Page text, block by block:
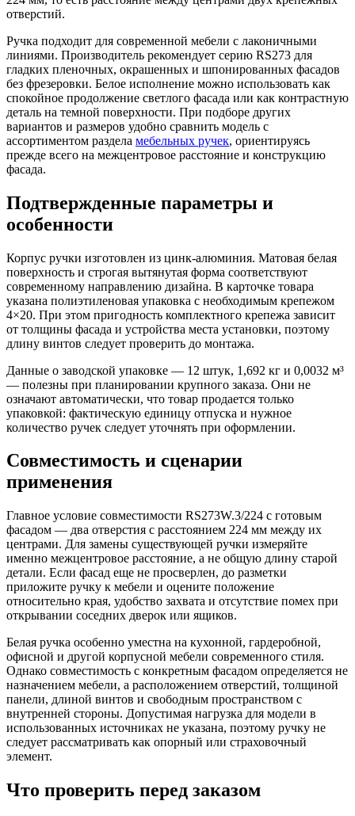
отверстий.
Ручка подходит для современной мебели с лаконичными
линиями. Производитель рекомендует серию RS273 для
гладких пленочных, окрашенных и шпонированных фасадов
без фрезеровки. Белое исполнение можно использовать как
спокойное продолжение светлого фасада или как контрастную
деталь на темной поверхности. При подборе других
вариантов и размеров удобно сравнить модель с
ассортиментом раздела мебельных ручек, ориентируясь
прежде всего на межцентровое расстояние и конструкцию
фасада.
Подтвержденные параметры и
особенности
Корпус ручки изготовлен из цинк-алюминия. Матовая белая
поверхность и строгая вытянутая форма соответствуют
современному направлению дизайна. В карточке товара
указана полиэтиленовая упаковка с необходимым крепежом
4×20. При этом пригодность комплектного крепежа зависит
от толщины фасада и устройства места установки, поэтому
длину винтов следует проверить до монтажа.
Данные о заводской упаковке — 12 штук, 1,692 кг и 0,0032 м³
— полезны при планировании крупного заказа. Они не
означают автоматически, что товар продается только
упаковкой: фактическую единицу отпуска и нужное
количество ручек следует уточнять при оформлении.
Совместимость и сценарии
применения
Главное условие совместимости RS273W.3/224 с готовым
фасадом — два отверстия с расстоянием 224 мм между их
центрами. Для замены существующей ручки измеряйте
именно межцентровое расстояние, а не общую длину старой
детали. Если фасад еще не просверлен, до разметки
приложите ручку к мебели и оцените положение
относительно края, удобство захвата и отсутствие помех при
открывании соседних дверок или ящиков.
Белая ручка особенно уместна на кухонной, гардеробной,
офисной и другой корпусной мебели современного стиля.
Однако совместимость с конкретным фасадом определяется не
назначением мебели, а расположением отверстий, толщиной
панели, длиной винтов и свободным пространством с
внутренней стороны. Допустимая нагрузка для модели в
использованных источниках не указана, поэтому ручку не
следует рассматривать как опорный или страховочный
элемент.
Что проверить перед заказом